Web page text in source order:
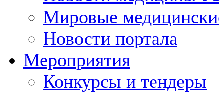
Мировые
Новости портала
Мероприятия
Конкурсы и тендеры